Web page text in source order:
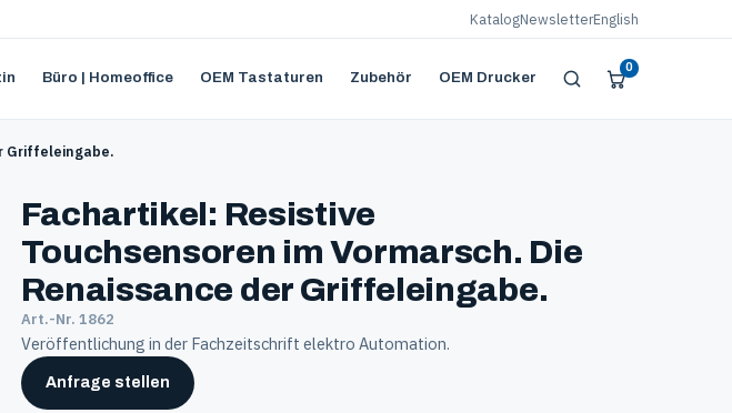
KatalogNewsletterEnglish
Büro | Homeoffice OEM Tastaturen Zubehör OEM Drucker
0
Griffeleingabe.
Fachartikel: Resistive
Touchsensoren im Vormarsch. Die
Renaissance der Griffeleingabe.
Art.-Nr. 1862
Veröffentlichung in der Fachzeitschrift elektro Automation.
Anfrage stellen